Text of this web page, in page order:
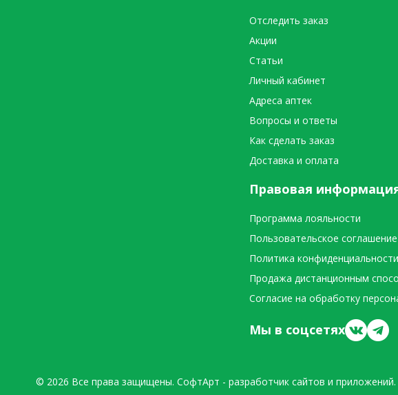
Отследить заказ
Акции
Статьи
Личный кабинет
Адреса аптек
Вопросы и ответы
Как сделать заказ
Доставка и оплата
Правовая
Программа лояльности
Пользовательское соглашение
Политика конфиденциальности
Продажа дистанционным
Согласие на обработку
Мы в соцсетях
© 2026 Все права защищены. СофтАрт - разработчик сайтов и